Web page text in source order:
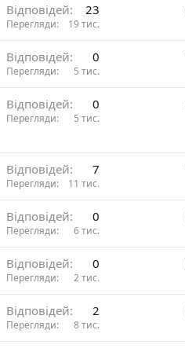
Відповідей 23
Перегляди 19 тис.
Відповідей 0
Перегляди 5 тис.
Відповідей 0
Перегляди 5 тис.
Відповідей 7
Перегляди 11 тис.
Відповідей 0
Перегляди 6 тис.
Відповідей 0
Перегляди 2 тис.
Відповідей 2
Перегляди 8 тис.